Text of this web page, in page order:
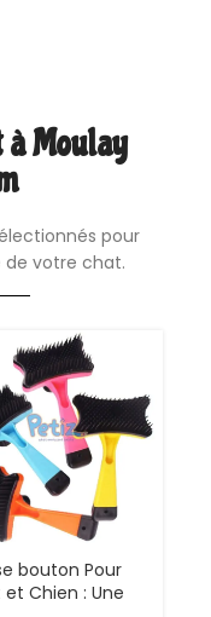
à Moulay
pour
de votre chat.
bouton Pour
Chien : Une